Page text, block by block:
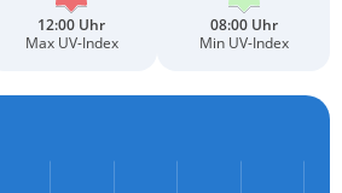
12:00 Uhr
Max UV-Index
08:00 Uhr
Min UV-Index